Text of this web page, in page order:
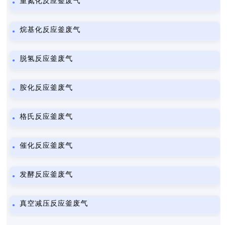
烷基化反应釜废气
脱氢反应釜废气
胺化反应釜废气
格氏反应釜废气
催化反应釜废气
发酵反应釜废气
真空减压反应釜废气